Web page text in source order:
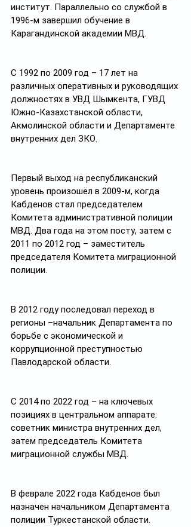
институт. Параллельно со службой в
1996-м завершил обучение в
Карагандинской академии МВД.
С 1992 по 2009 год – 17 лет на
различных оперативных и руководящих
должностях в УВД Шымкента, ГУВД
Южно-Казахстанской области,
Акмолинской области и Департаменте
внутренних дел ЗКО.
Первый выход на республиканский
уровень произошёл в 2009-м, когда
Кабденов стал председателем
Комитета административной полиции
МВД. Два года на этом посту, затем с
2011 по 2012 год – заместитель
председателя Комитета миграционной
полиции.
В 2012 году последовал переход в
регионы –начальник Департамента по
борьбе с экономической и
коррупционной преступностью
Павлодарской области.
С 2014 по 2022 год – на ключевых
позициях в центральном аппарате:
советник министра внутренних дел,
затем председатель Комитета
миграционной службы МВД.
В феврале 2022 года Кабденов был
назначен начальником Департамента
полиции Туркестанской области.